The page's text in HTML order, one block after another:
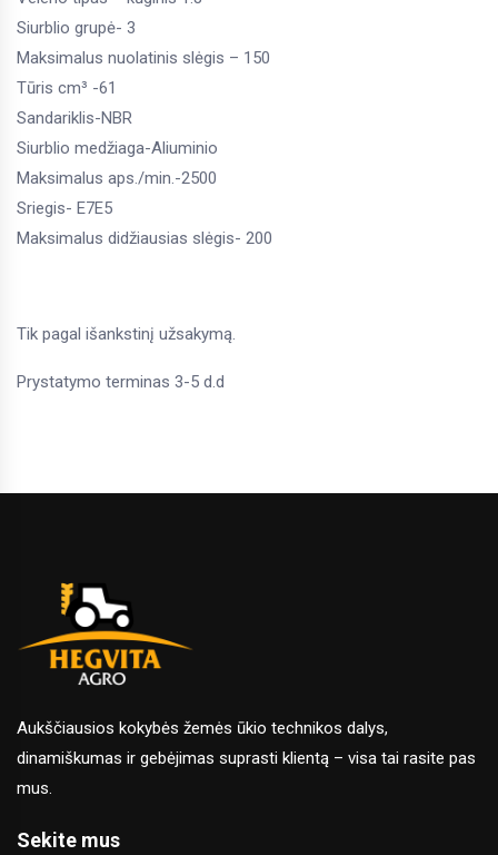
Siurblio grupė- 3
Maksimalus nuolatinis slėgis – 150
Tūris cm³ -61
Sandariklis-NBR
Siurblio medžiaga-Aliuminio
Maksimalus aps./min.-2500
Sriegis- E7E5
Maksimalus didžiausias slėgis- 200
Tik pagal išankstinį užsakymą.
Prystatymo terminas 3-5 d.d
Aukščiausios kokybės žemės ūkio technikos dalys,
dinamiškumas ir gebėjimas suprasti klientą – visa tai rasite pas
mus.
Sekite mus